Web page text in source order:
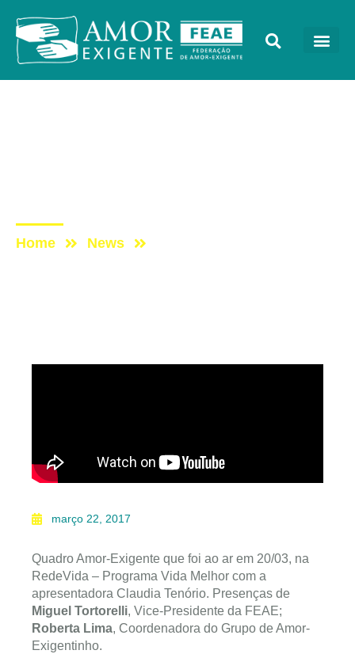
Home News
março 22, 2017
Quadro Amor-Exigente que foi ao ar em 20/03, na
RedeVida – Programa Vida Melhor com a
apresentadora Claudia Tenório. Presenças de
Miguel Tortorelli, Vice-Presidente da FEAE;
Roberta Lima, Coordenadora do Grupo de Amor-
Exigentinho.